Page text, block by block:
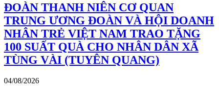
ĐOÀN THANH NIÊN CƠ QUAN
TRUNG ƯƠNG ĐOÀN VÀ HỘI DOANH
NHÂN TRẺ VIỆT NAM TRAO TẶNG
100 SUẤT QUÀ CHO NHÂN DÂN XÃ
TÙNG VÀI (TUYÊN QUANG)
04/08/2026